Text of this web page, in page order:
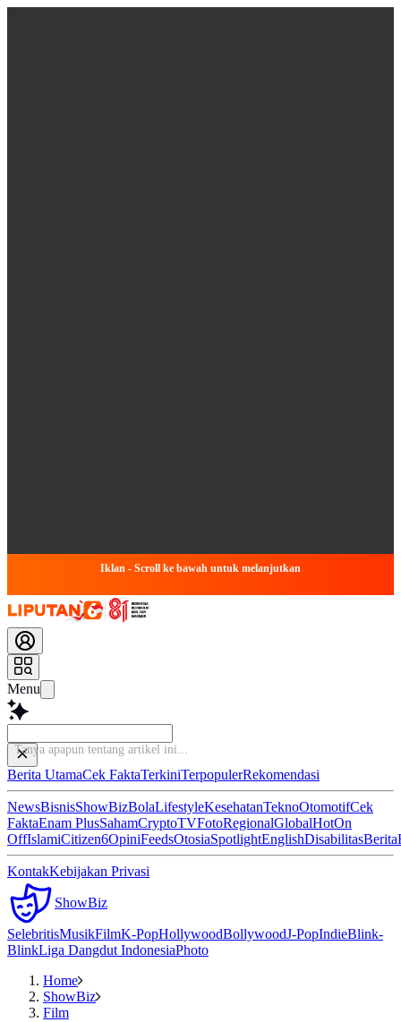
Iklan - Scroll ke bawah untuk melanjutkan
Menu
Tanya apapun tentang a
Berita UtamaCek FaktaTerkiniTerpopulerRekomendasi
NewsBisnisShowBizBolaLifestyleKesehatanTeknoOtomotifCek
FaktaEnam PlusSahamCryptoTVFotoRegionalGlobalHotOn
OffIslamiCitizen6OpiniFeedsOtosiaSpotlightEnglishDisabilitasBerita
KontakKebijakan Privasi
ShowBiz
SelebritisMusikFilmK-PopHollywoodBollywoodJ-PopIndieBlink-
BlinkLiga Dangdut IndonesiaPhoto
Home
ShowBiz
Film